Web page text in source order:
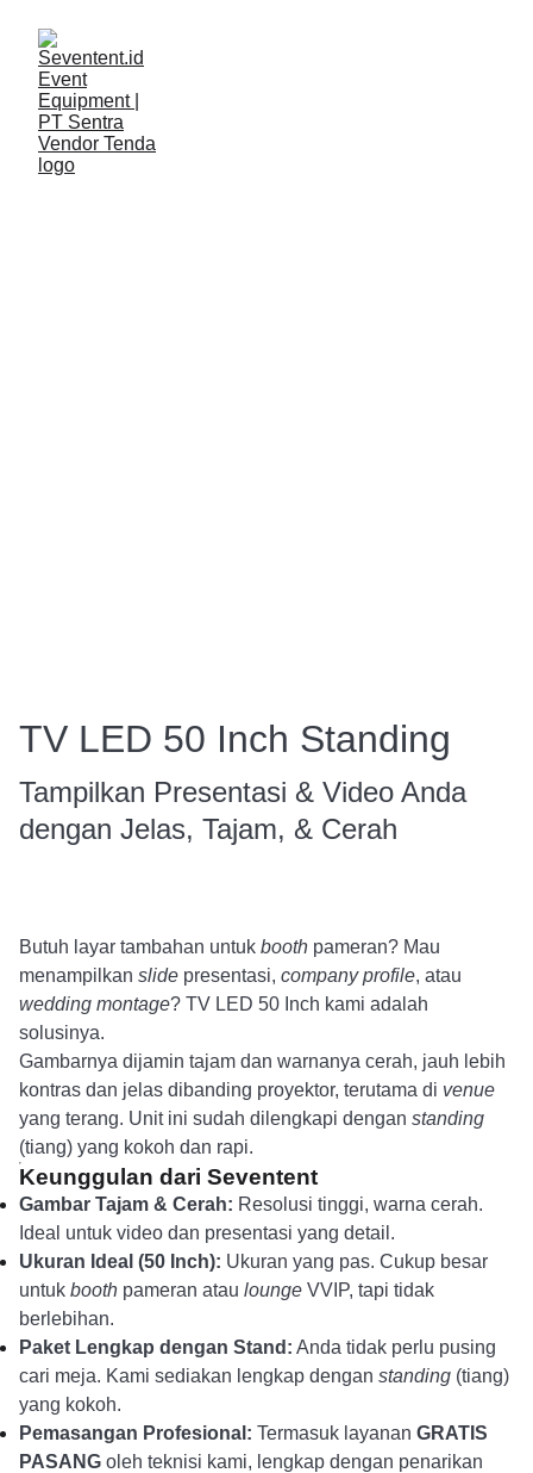
TV LED 50 Inch Standing
Tampilkan Presentasi & Video Anda
dengan Jelas, Tajam, & Cerah
Butuh layar tambahan untuk booth pameran? Mau
menampilkan slide presentasi, company profile, atau
wedding montage? TV LED 50 Inch kami adalah
solusinya.
Gambarnya dijamin tajam dan warnanya cerah, jauh lebih
kontras dan jelas dibanding proyektor, terutama di venue
yang terang. Unit ini sudah dilengkapi dengan standing
(tiang) yang kokoh dan rapi.
Keunggulan dari Seventent
Gambar Tajam & Cerah: Resolusi tinggi, warna cerah.
Ideal untuk video dan presentasi yang detail.
Ukuran Ideal (50 Inch): Ukuran yang pas. Cukup besar
untuk booth pameran atau lounge VVIP, tapi tidak
berlebihan.
Paket Lengkap dengan Stand: Anda tidak perlu pusing
cari meja. Kami sediakan lengkap dengan standing (tiang)
yang kokoh.
Pemasangan Profesional: Termasuk layanan GRATIS
PASANG oleh teknisi kami, lengkap dengan penarikan